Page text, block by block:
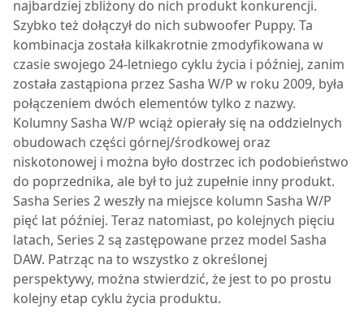
najbardziej zbliżony do nich produkt konkurencji.
Szybko też dołączył do nich subwoofer Puppy. Ta
kombinacja została kilkakrotnie zmodyfikowana w
czasie swojego 24-letniego cyklu życia i później, zanim
została zastąpiona przez Sasha W/P w roku 2009, była
połączeniem dwóch elementów tylko z nazwy.
Kolumny Sasha W/P wciąż opierały się na oddzielnych
obudowach części górnej/środkowej oraz
niskotonowej i można było dostrzec ich podobieństwo
do poprzednika, ale był to już zupełnie inny produkt.
Sasha Series 2weszły na miejsce kolumn Sasha W/P
pięć lat później. Teraz natomiast, po kolejnych pięciu
latach, Series 2 są zastępowane przez model Sasha
DAW. Patrząc na to wszystko z określonej
perspektywy, można stwierdzić, że jest to po prostu
kolejny etap cyklu życia produktu.